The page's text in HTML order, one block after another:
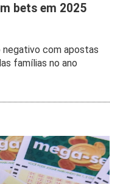
bets em 2025
com apostas
famílias no ano